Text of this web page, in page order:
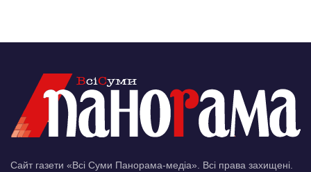
Сайт газети «Всі Суми Панорама-медіа». Всі права захищені.